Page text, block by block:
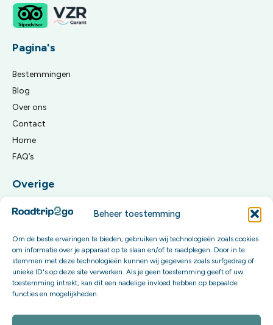
Beheer toestemming
Om de beste ervaringen te bieden, gebruiken wij technologieën zoals cookies
om informatie over je apparaat op te slaan en/of te raadplegen. Door in te
stemmen met deze technologieën kunnen wij gegevens zoals surfgedrag of
unieke ID's op deze site verwerken. Als je geen toestemming geeft of uw
toestemming intrekt, kan dit een nadelige invloed hebben op bepaalde
functies en mogelijkheden.
Pagina's
Bestemmingen
Blog
Over ons
Contact
Home
FAQ’s
Overige
Algemene reisvoorwaarden
Meld je aan voor onze updates
Word onderdeel van onze community en krijg exclusieve
content én invloed op onze toekomstige boekingsopties.